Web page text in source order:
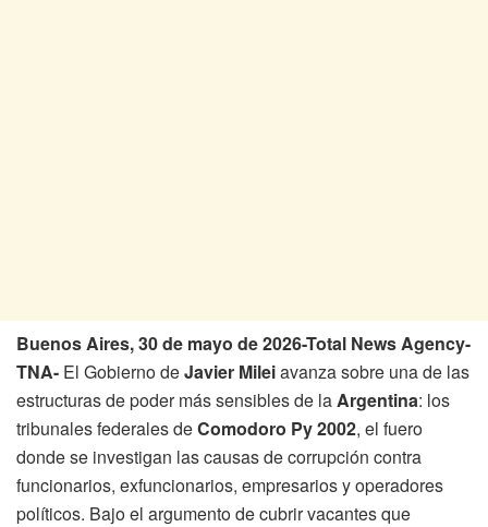
Buenos Aires, 30 de mayo de 2026-Total News Agency-
TNA- El Gobierno deJavier Mileiavanza sobre una de las
estructuras de poder más sensibles de laArgentina: los
tribunales federales deComodoro Py 2002, el fuero
donde se investigan las causas de corrupción contra
funcionarios, exfuncionarios, empresarios y operadores
políticos. Bajo el argumento de cubrir vacantes que